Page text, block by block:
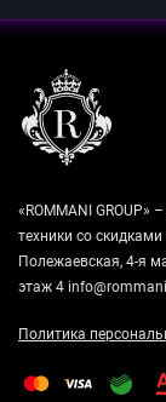
«ROMMANI GROUP»
техники со
Полежаевская, 4-я
этаж 4
Политика